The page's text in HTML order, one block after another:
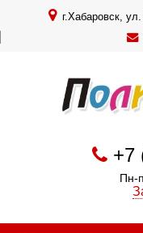
г.Хабаровск,
+7
Пн-